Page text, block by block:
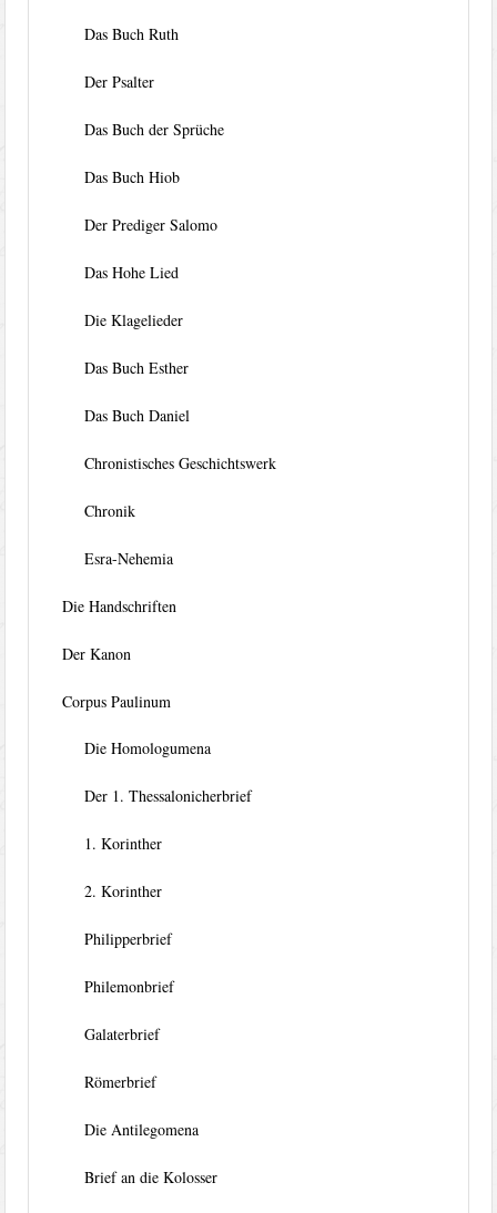
Das Buch Ruth
Der Psalter
Das Buch der Sprüche
Das Buch Hiob
Der Prediger Salomo
Das Hohe Lied
Die Klagelieder
Das Buch Esther
Das Buch Daniel
Chronistisches Geschichtswerk
Chronik
Esra-Nehemia
Die Handschriften
Der Kanon
Corpus Paulinum
Die Homologumena
Der 1. Thessalonicherbrief
1. Korinther
2. Korinther
Philipperbrief
Philemonbrief
Galaterbrief
Römerbrief
Die Antilegomena
Brief an die Kolosser